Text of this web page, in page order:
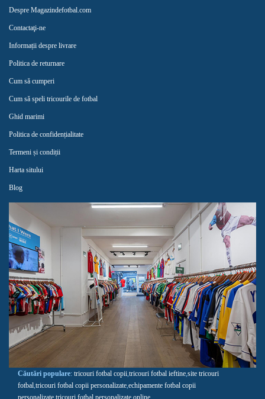
Despre Magazindefotbal.com
Contactaţi-ne
Informații despre livrare
Politica de returnare
Cum să cumperi
Cum să speli tricourile de fotbal
Ghid marimi
Politica de confidențialitate
Termeni și condiții
Harta sitului
Blog
Căutări populare: tricouri fotbal copii tricouri fotbal ieftine site tricouri
fotbal tricouri fotbal copii personalizate echipamente fotbal copii
personalizate tricouri fotbal personalizate online